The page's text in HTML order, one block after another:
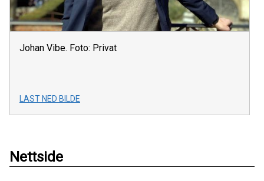
Johan Vibe. Foto: Privat
LAST NED BILDE
Nettside